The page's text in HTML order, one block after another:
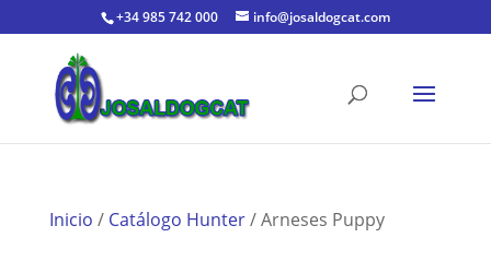
+34 985 742 000 info@josaldogcat.com
Inicio / Catálogo Hunter/ Arneses Puppy